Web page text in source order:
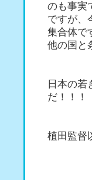
のも事実
ですが、
集合体で
他の国と
日本の若
だ！！！
植田監督